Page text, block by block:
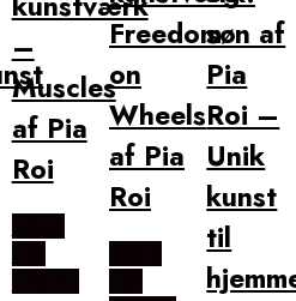
–
Muscles
af Pia
Roi
Freedom
on
Wheels
af Pia
Roi
søn af
Pia
Roi –
Unik
kunst
til